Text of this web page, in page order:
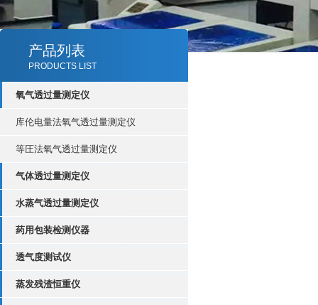
产品列表
PRODUCTS LIST
氧气透过量测定仪
库伦电量法氧气透过量测定仪
等圧法氧气透过量测定仪
气体透过量测定仪
水蒸气透过量测定仪
药用包装检测仪器
透气度测试仪
蒸发残渣恒重仪